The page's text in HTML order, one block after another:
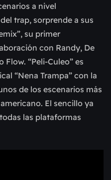
a nivel
trap, sorprende a sus
su primer
con Randy, De
“Peli-Culeo” es
“Nena Trampa” con la
de los escenarios más
El sencillo ya
las plataformas